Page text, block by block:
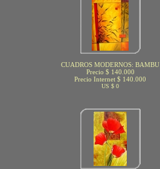
CUADROS MODERNOS: BAMBU
Precio $ 140.000
Precio Internet $ 140.000
US $ 0